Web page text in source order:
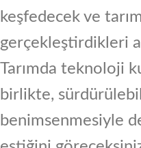
keşfedecek ve
gerçekleştirdikleri
Tarımda teknoloji
birlikte,
benimsenmesiyle